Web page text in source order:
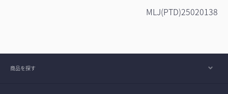
MLJ(PTD)25020138
商品を探す